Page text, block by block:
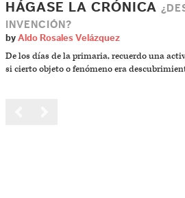
HÁGASE LA CRÓNICA
INVENCIÓN?
by Aldo Rosales Velázquez
De los días de la primaria, recuerdo una
si cierto objeto o fenómeno era